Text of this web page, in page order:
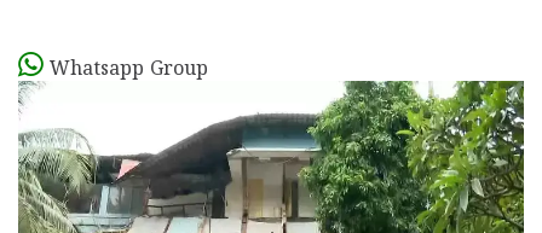
Whatsapp Group